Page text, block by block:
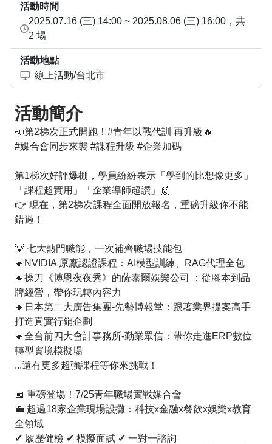
活動時間
2025.07.16 (三) 14:00 ~ 2025.08.06 (三) 16:00 ，共
2 場
活動地點
線上活動/台北市
活動簡介
📣第2梯次正式開跑！#青年以戰代訓 再升級🔥
#媒合會同步來襲 #課程升級 #企業加碼
第1梯次好評爆棚，學員紛紛表示「學到的比想像更多」
「課程超實用」「企業導師超讚」🙌
👉 現在，第2梯次課程全面開放報名，重磅升級你不能
錯過！
💡 七大熱門職能，一次補齊職場技能包
🔸NVIDIA 原廠認證課程：AI模型訓練、RAG代理全包
🔸操刀《博恩夜夜秀》的薩泰爾娛樂公司 ：從腳本到品
牌經營，帶你玩轉內容力
🔸日本第二大廣告集團-先勢博報堂：跟著業界提案高手
打造真實行銷企劃
🔸全台前四大會計事務所-勤業眾信：帶你走進ERP數位
轉型實境模擬場
...還有更多超強課程等你來挑戰！
📅 重磅登場！7/25青年職場實戰媒合會
💼 超過18家企業現場設攤：科技x金融x餐飲x娛樂x教育
全領域
✔ 履歷健檢 ✔ 模擬面試 ✔ 一對一諮詢